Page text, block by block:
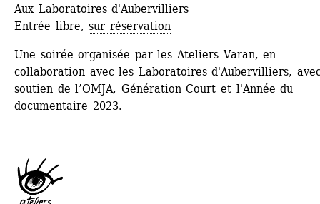
Aux Laboratoires d'Aubervilliers
Entrée libre, sur réservation
Une soirée organisée par les Ateliers Varan, en
collaboration avec les Laboratoires d'Aubervilliers,
soutien de l’OMJA, Génération Court et l'Année du
documentaire 2023.